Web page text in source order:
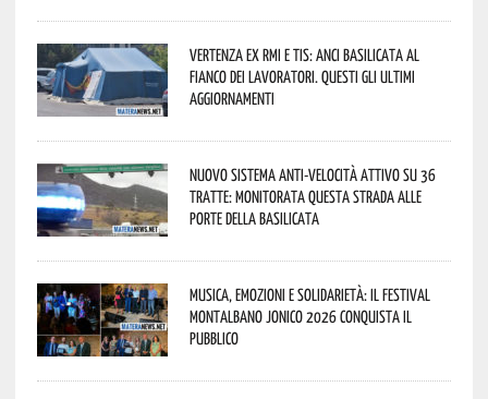
Vertenza ex RMI e TIS: ANCI Basilicata al
fianco dei lavoratori. Questi gli ultimi
aggiornamenti
Nuovo sistema anti-velocità attivo su 36
tratte: monitorata questa strada alle
porte della Basilicata
Musica, emozioni e solidarietà: il Festival
Montalbano Jonico 2026 conquista il
pubblico